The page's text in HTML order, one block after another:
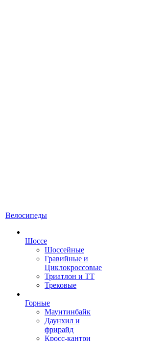
Велосипеды
Шоссе
Шоссейные
Гравийные и
Циклокроссовые
Триатлон и ТТ
Трековые
Горные
Маунтинбайк
Даунхил и
фрирайд
Кросс-кантри